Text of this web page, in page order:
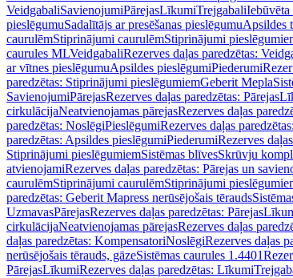
VeidgabaliSavienojumiPārejasLīkumiTrejgabali
pieslēgumuSadalītājs ar presēšanas pieslēgumuApsildes
caurulēmStiprinājumi caurulēmStiprinājumi
caurules MLVeidgabaliRezerves daļas paredzētas:
ar vītnes pieslēgumuApsildes pieslēgumiPiederumi
paredzētas: Stiprinājumi pieslēgumiemGeberit Mepla
SavienojumiPārejasRezerves daļas paredzētas: Pārejas
cirkulācijaNeatvienojamas pārejasRezerves daļas
paredzētas: NoslēgiPieslēgumiRezerves daļas
paredzētas: Apsildes pieslēgumiPiederumiRezerves
Stiprinājumi pieslēgumiemSistēmas blīvesSkrūvju
atvienojamiRezerves daļas paredzētas: Pārejas un
caurulēmStiprinājumi caurulēmStiprinājumi
paredzētas: Geberit Mapress nerūsējošais tērauds
UzmavasPārejasRezerves daļas paredzētas: Pārejas
cirkulācijaNeatvienojamas pārejasRezerves daļas
daļas paredzētas: KompensatoriNoslēgiRezerves daļas
nerūsējošais tērauds, gāzeSistēmas caurules 1.4401
PārejasLīkumiRezerves daļas paredzētas: Līkumi